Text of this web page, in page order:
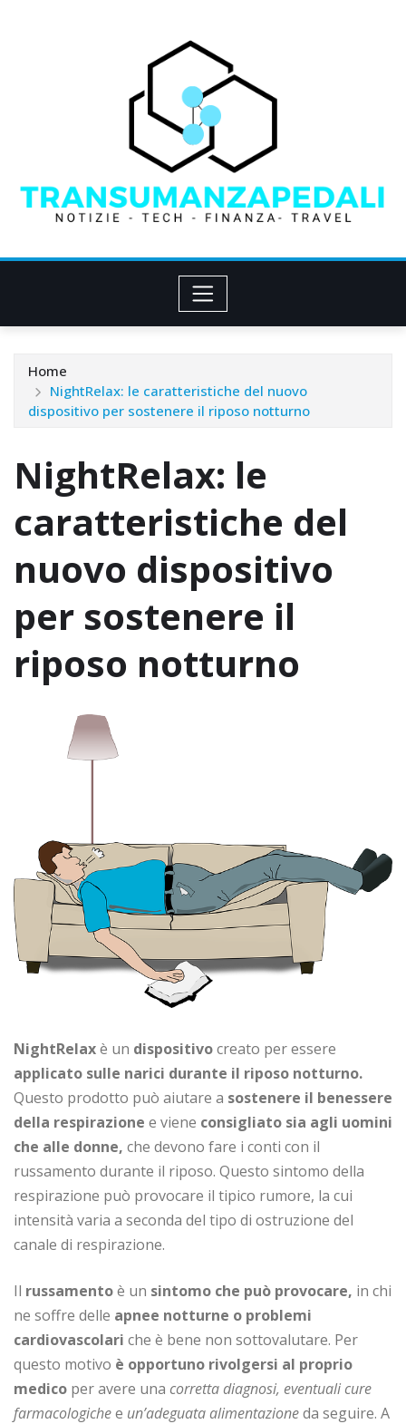
Home
NightRelax: le caratteristiche del nuovo
dispositivo per sostenere il riposo notturno
NightRelax: le
caratteristiche del
nuovo dispositivo
per sostenere il
riposo notturno
NightRelaxè un dispositivocreato per essere
applicato sulle narici durante il riposo notturno.
Questo prodotto può aiutare a sostenere il benessere
della respirazione e viene consigliato sia agli uomini
che alle donne, che devono fare i conti con il
russamento durante il riposo. Questo sintomo della
respirazione può provocare il tipico rumore, la cui
intensità varia a seconda del tipo di ostruzione del
canale di respirazione.
Il russamentoè un sintomo che può provocare, in chi
ne soffre delle apnee notturne o problemi
cardiovascolari che è bene non sottovalutare. Per
questo motivo è opportuno rivolgersi al proprio
medico per avere una corretta diagnosi, eventuali cure
farmacologichee un’adeguata alimentazioneda seguire. A